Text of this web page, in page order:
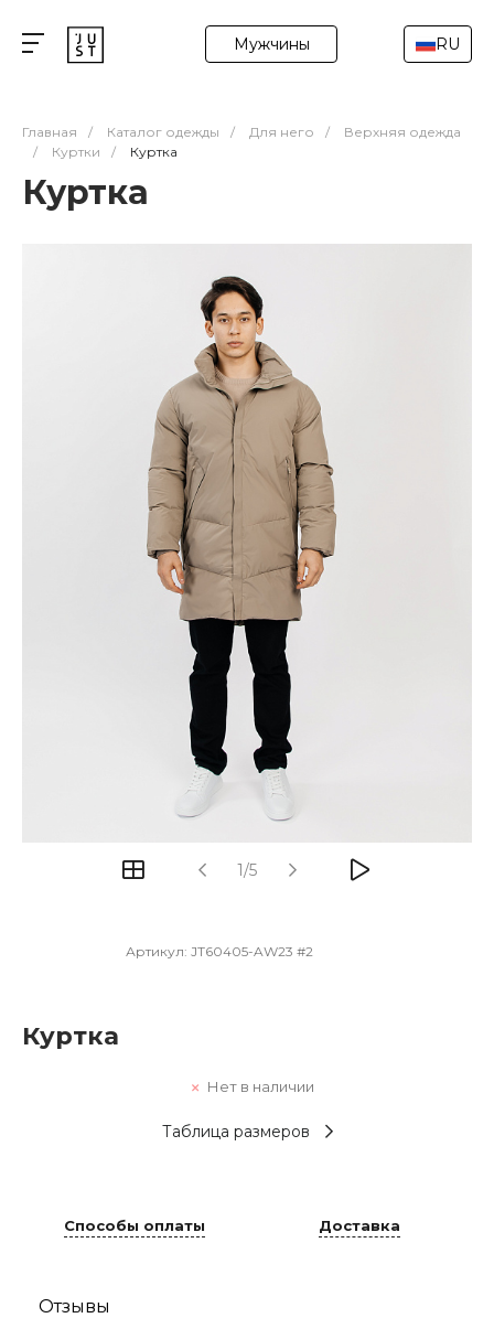
Мужчины RU
Главная / Каталог одежды / Для него /
Верхняя одежда
/
Куртки / Куртка
Куртка
1/5
Артикул: JT60405-AW23 #2
Куртка
Нет в наличии
Таблица размеров
Способы оплаты Доставка
Отзывы